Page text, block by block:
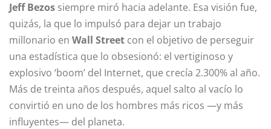
Jeff Bezos siempre miró hacia adelante. Esa visión fue,
quizás, la que lo impulsó para dejar un trabajo
millonario en Wall Street con el objetivo de perseguir
una estadística que lo obsesionó: el vertiginoso y
explosivo ‘boom’ del Internet, que crecía 2.300% al año.
Más de treinta años después, aquel salto al vacío lo
convirtió en uno de los hombres más ricos —y más
influyentes— del planeta.